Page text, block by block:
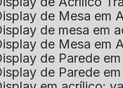
Display de Mesa
Display de mesa
Display de Mesa
Display de Parede
Display de Parede